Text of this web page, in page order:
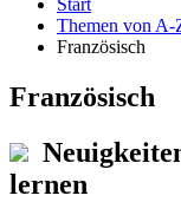
Start
Themen von A-
Französisch
Französisch
lernen